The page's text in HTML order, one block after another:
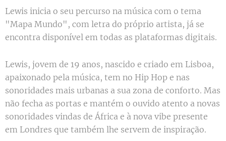
Lewis inicia o seu percurso na música com o tema
"Mapa Mundo", com letra do próprio artista, já se
encontra disponível em todas as plataformas digitais.
Lewis, jovem de 19 anos, nascido e criado em Lisboa,
apaixonado pela música, tem no Hip Hop e nas
sonoridades mais urbanas a sua zona de conforto. Mas
não fecha as portas e mantém o ouvido atento a novas
sonoridades vindas de África e à nova vibe presente
em Londres que também lhe servem de inspiração.